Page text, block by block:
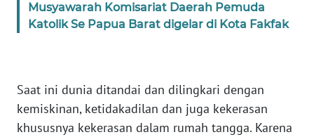
Musyawarah Komisariat Daerah Pemuda
Katolik Se Papua Barat digelar di Kota Fakfak
Saat ini dunia ditandai dan dilingkari dengan
kemiskinan, ketidakadilan dan juga kekerasan
khususnya kekerasan dalam rumah tangga. Karena
WN